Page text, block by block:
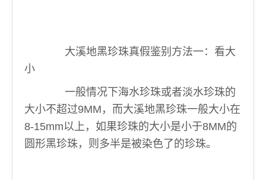
大溪地黑珍珠真假鉴别方法一：看大
小
一般情况下海水珍珠或者淡水珍珠的
大小不超过9MM，而大溪地黑珍珠一般大小在
8-15mm以上，如果珍珠的大小是小于8MM的
圆形黑珍珠，则多半是被染色了的珍珠。